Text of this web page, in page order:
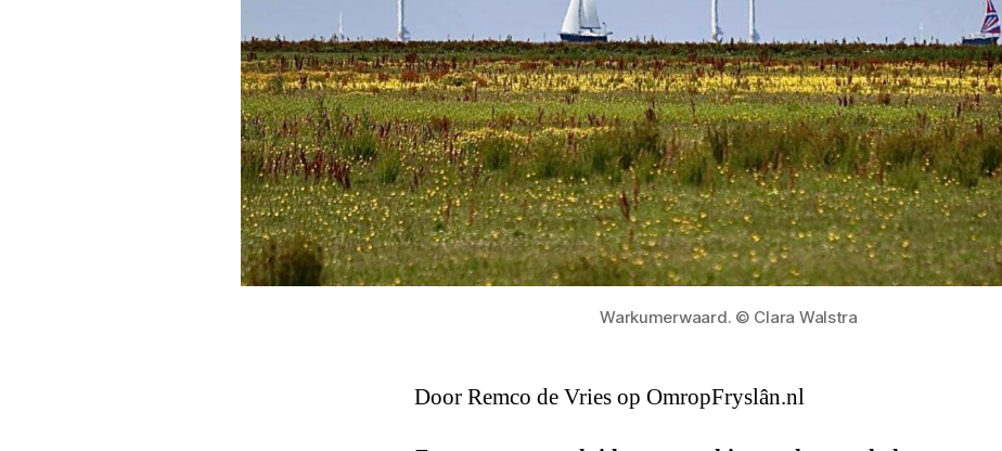
Warkumerwaard. © Clara Walstra
Door Remco de Vries op OmropFryslân.nl